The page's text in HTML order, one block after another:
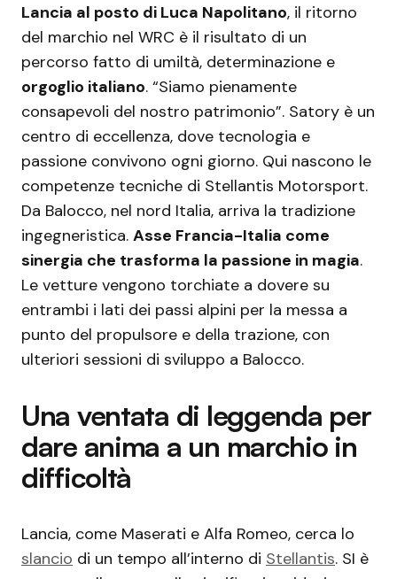
Lancia al posto di Luca Napolitano, il ritorno
del marchio nel WRC è il risultato di un
percorso fatto di umiltà, determinazione e
orgoglio italiano. “Siamo pienamente
consapevoli del nostro patrimonio”. Satory è un
centro di eccellenza, dove tecnologia e
passione convivono ogni giorno. Qui nascono le
competenze tecniche di Stellantis Motorsport.
Da Balocco, nel nord Italia, arriva la tradizione
ingegneristica. Asse Francia-Italia come
sinergia che trasforma la passione in magia.
Le vetture vengono torchiate a dovere su
entrambi i lati dei passi alpini per la messa a
punto del propulsore e della trazione, con
ulteriori sessioni di sviluppo a Balocco.
Una ventata di leggenda per
dare anima a un marchio in
difficoltà
Lancia, come Maserati e Alfa Romeo, cerca lo
slancio di un tempo all’interno di Stellantis. SI è